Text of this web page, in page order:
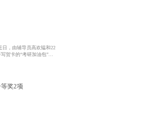
，由辅导员高欢韫和22
贺卡的“考研加油包”，
奖2项